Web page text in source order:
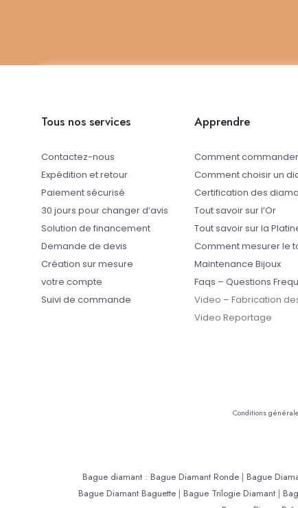
Tous nos services
Contactez-nous
Expédition et retour
Paiement sécurisé
30 jours pour changer d’avis
Solution de financement
Demande de devis
Création sur mesure
votre compte
Suivi de commande
Apprendre
Comment
Comment choisir un
Certification des
Tout savoir sur l’Or
Tout savoir sur la
Comment mesurer le
Maintenance Bijoux
Faqs – Questions
Video – Fabrication
Video Reportage
Conditions
Bague diamant: Bague Diamant Ronde| Bague
Bague Diamant Baguette | Bague Trilogie Diamant |